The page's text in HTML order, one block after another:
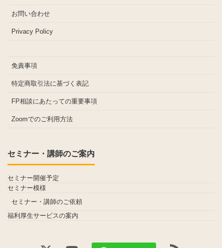
お問い合わせ
Privacy Policy
免責事項
特定商取引法に基づく表記
FP相談にあたっての重要事項
Zoomでのご利用方法
セミナー・講師のご案内
セミナー開催予定
セミナー模様
セミナー・講師のご依頼
福利厚生サービスの案内